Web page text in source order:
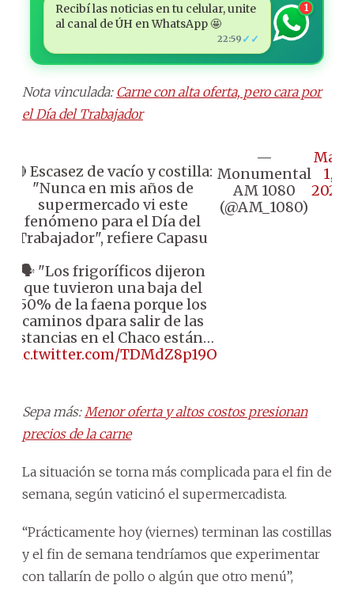
Recibí las noticias en tu celular, unite
al canal de ÚH en WhatsApp 🤩
22:59 ✓✓
1
Nota vinculada: Carne con alta oferta, pero cara por
el Día del Trabajador
🔴 Escasez de vacío y costilla:
"Nunca en mis años de
supermercado vi este
fenómeno para el Día del
Trabajador", refiere Capasu
🗣️ "Los frigoríficos dijeron
que tuvieron una baja del
50% de la faena porque los
caminos dpara salir de las
estancias en el Chaco están…
pic.twitter.com/TDMdZ8p19O
—
Monumental
AM 1080
(@AM_1080)
May
1,
2026
Sepa más: Menor oferta y altos costos presionan
precios de la carne
La situación se torna más complicada para el fin de
semana, según vaticinó el supermercadista.
“Prácticamente hoy (viernes) terminan las costillas
y el fin de semana tendríamos que experimentar
con tallarín de pollo o algún que otro menú”,